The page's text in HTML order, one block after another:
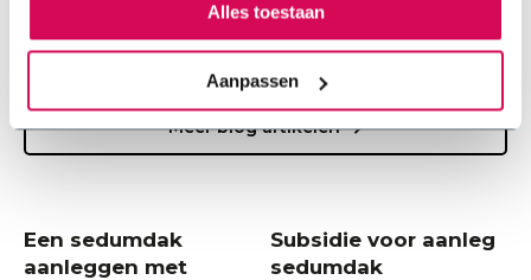
Alles toestaan
Aanpassen
Meer blog artikelen
Een sedumdak
aanleggen met
Subsidie voor aanleg
sedumdak